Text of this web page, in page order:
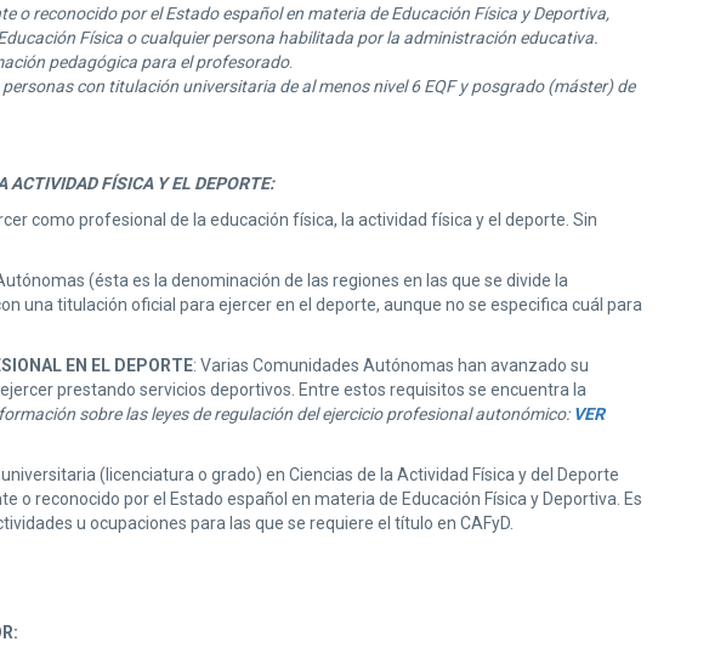
o reconocido por el Estado español en materia de Educación Física y Deportiva,
Física o cualquier persona habilitada por la administración educativa.
pedagógica para el profesorado.
con titulación universitaria de al menos nivel 6 EQF y posgrado (máster) de
ACTIVIDAD FÍSICA Y EL DEPORTE:
como profesional de la educación física, la actividad física y el deporte. Sin
(ésta es la denominación de las regiones en las que se divide la
una titulación oficial para ejercer en el deporte, aunque no se especifica cuál para
EN EL DEPORTE: Varias Comunidades Autónomas han avanzado su
prestando servicios deportivos. Entre estos requisitos se encuentra la
sobre las leyes de regulación del ejercicio profesional autonómico: VER
(licenciatura o grado) en Ciencias de la Actividad Física y del Deporte
o reconocido por el Estado español en materia de Educación Física y Deportiva. Es
u ocupaciones para las que se requiere el título en CAFyD.